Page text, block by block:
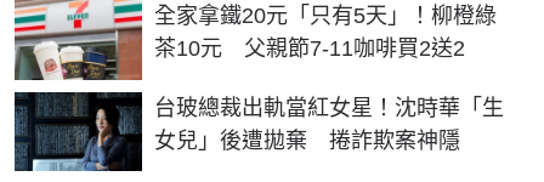
全家拿鐵20元「只有5天」！柳橙綠
茶10元 父親節7-11咖啡買2送2
台玻總裁出軌當紅女星！沈時華「生
女兒」後遭拋棄 捲詐欺案神隱